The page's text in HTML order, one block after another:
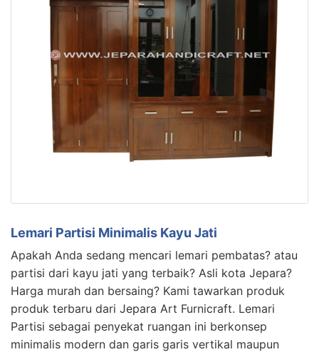
Lemari Partisi Minimalis Kayu Jati
Apakah Anda sedang mencari lemari pembatas? atau
partisi dari kayu jati yang terbaik? Asli kota Jepara?
Harga murah dan bersaing? Kami tawarkan produk
produk terbaru dari Jepara Art Furnicraft. Lemari
Partisi sebagai penyekat ruangan ini berkonsep
minimalis modern dan garis garis vertikal maupun